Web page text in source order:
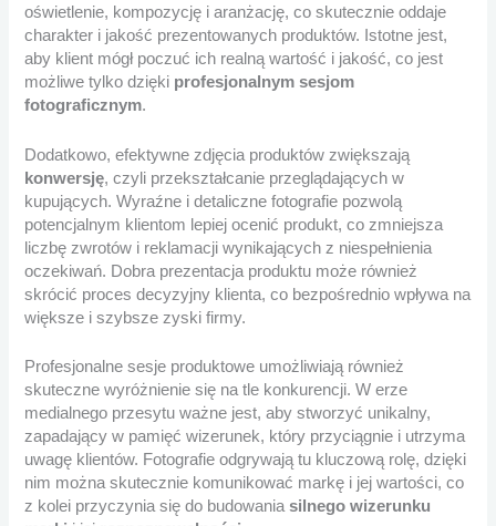
oświetlenie, kompozycję i aranżację, co skutecznie oddaje
charakter i jakość prezentowanych produktów. Istotne jest,
aby klient mógł poczuć ich realną wartość i jakość, co jest
możliwe tylko dzięki profesjonalnym sesjom
fotograficznym.
Dodatkowo, efektywne zdjęcia produktów zwiększają
konwersję, czyli przekształcanie przeglądających w
kupujących. Wyraźne i detaliczne fotografie pozwolą
potencjalnym klientom lepiej ocenić produkt, co zmniejsza
liczbę zwrotów i reklamacji wynikających z niespełnienia
oczekiwań. Dobra prezentacja produktu może również
skrócić proces decyzyjny klienta, co bezpośrednio wpływa na
większe i szybsze zyski firmy.
Profesjonalne sesje produktowe umożliwiają również
skuteczne wyróżnienie się na tle konkurencji. W erze
medialnego przesytu ważne jest, aby stworzyć unikalny,
zapadający w pamięć wizerunek, który przyciągnie i utrzyma
uwagę klientów. Fotografie odgrywają tu kluczową rolę, dzięki
nim można skutecznie komunikować markę i jej wartości, co
z kolei przyczynia się do budowaniasilnego wizerunku